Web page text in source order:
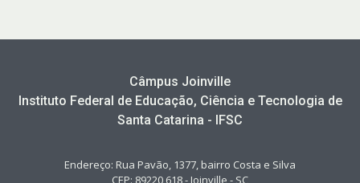
Câmpus Joinville
Instituto Federal de Educação, Ciência e Tecnologia de
Santa Catarina - IFSC
Endereço: Rua Pavão, 1377, bairro Costa e Silva
CEP: 89220 618 - Joinville - SC